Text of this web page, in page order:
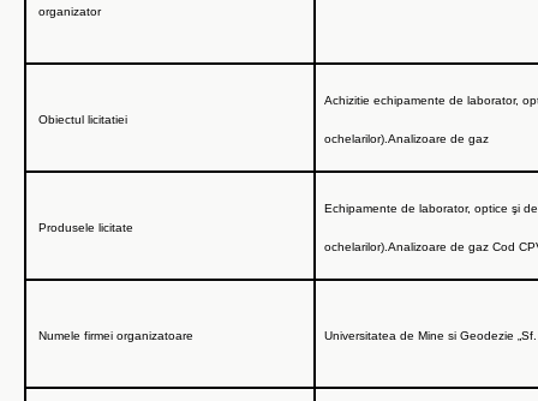
organizator
Obiectul licitatiei
Achizitie echipamente de laborator,
ochelarilor).Analizoare de gaz
Produsele licitate
Echipamente de laborator, optice şi
ochelarilor).Analizoare de gaz Cod
Numele firmei organizatoare Universitatea de Mine si Geodezie „Sf.